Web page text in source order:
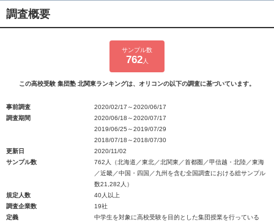
調査概要
サンプル数
762人
この高校受験 集団塾 北関東ランキングは、オリコンの以下の調査に基づいています。
事前調査
2020/02/17～2020/06/17
調査期間
2020/06/18～2020/07/17
2019/06/25～2019/07/29
2018/07/18～2018/07/30
更新日
2020/11/02
サンプル数
762人（北海道／東北／北関東／首都圏／甲信越・北陸／東海
／近畿／中国・四国／九州を含む全国調査における総サンプル
数21,282人）
規定人数
40人以上
調査企業数
19社
定義
中学生を対象に高校受験を目的とした集団授業を行っている